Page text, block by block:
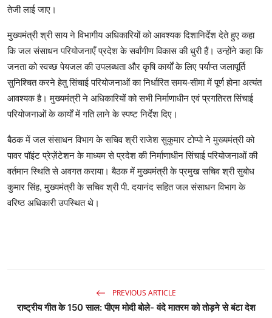
तेजी लाई जाए।
मुख्यमंत्री श्री साय ने विभागीय अधिकारियों को आवश्यक दिशानिर्देश देते हुए कहा
कि जल संसाधन परियोजनाएँ प्रदेश के सर्वांगीण विकास की धुरी हैं। उन्होंने कहा कि
जनता को स्वच्छ पेयजल की उपलब्धता और कृषि कार्यों के लिए पर्याप्त जलापूर्ति
सुनिश्चित करने हेतु सिंचाई परियोजनाओं का निर्धारित समय-सीमा में पूर्ण होना अत्यंत
आवश्यक है। मुख्यमंत्री ने अधिकारियों को सभी निर्माणाधीन एवं प्रगतिरत सिंचाई
परियोजनाओं के कार्यों में गति लाने के स्पष्ट निर्देश दिए।
बैठक में जल संसाधन विभाग के सचिव श्री राजेश सुकुमार टोप्पो ने मुख्यमंत्री को
पावर पॉइंट प्रेज़ेंटेशन के माध्यम से प्रदेश की निर्माणाधीन सिंचाई परियोजनाओं की
वर्तमान स्थिति से अवगत कराया। बैठक में मुख्यमंत्री के प्रमुख सचिव श्री सुबोध
कुमार सिंह, मुख्यमंत्री के सचिव श्री पी. दयानंद सहित जल संसाधन विभाग के
वरिष्ठ अधिकारी उपस्थित थे।
PREVIOUS ARTICLE
राष्ट्रीय गीत के 150 साल: पीएम मोदी बोले- वंदे मातरम को तोड़ने से बंटा देश